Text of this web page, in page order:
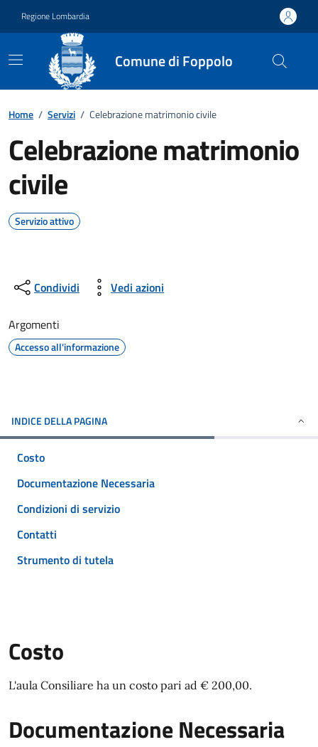
Regione Lombardia
Comune di Foppolo
Home / Servizi / Celebrazione matrimonio civile
Celebrazione matrimonio
civile
Servizio attivo
Condividi Vedi azioni
Argomenti
Accesso all'informazione
INDICE DELLA PAGINA
Costo
Documentazione Necessaria
Condizioni di servizio
Contatti
Strumento di tutela
Costo
L'aula Consiliare ha un costo pari ad € 200,00.
Documentazione Necessaria